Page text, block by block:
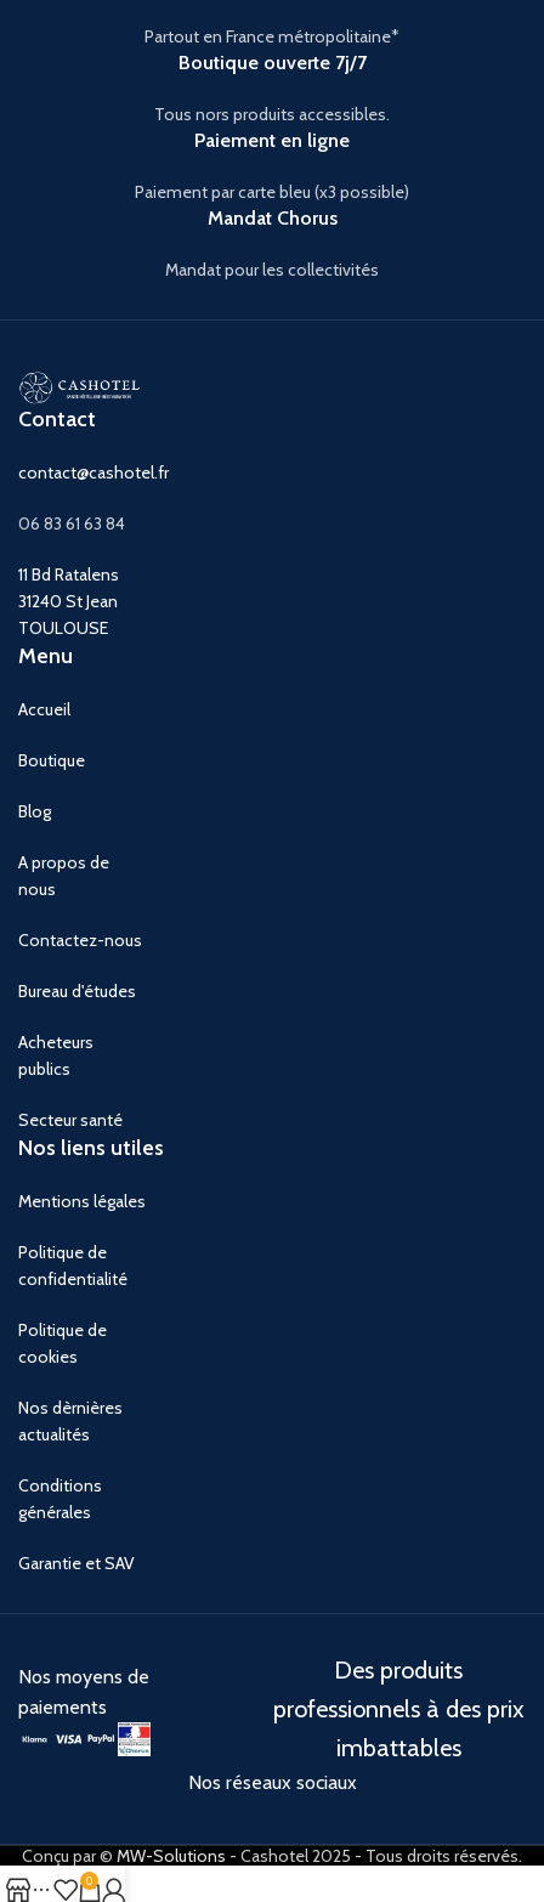
Partout en France métropolitaine*
Boutique ouverte 7j/7
Tous nors produits accessibles.
Paiement en ligne
Paiement par carte bleu (x3 possible)
Mandat Chorus
Mandat pour les collectivités
Contact
contact@cashotel.fr
06 83 61 63 84
11 Bd Ratalens
31240 St Jean
TOULOUSE
Menu
Accueil
Boutique
Blog
A propos de
nous
Contactez-nous
Bureau d'études
Acheteurs
publics
Secteur santé
Nos liens utiles
Mentions légales
Politique de
confidentialité
Politique de
cookies
Nos dèrnières
actualités
Conditions
générales
Garantie et SAV
Nos moyens de
paiements
Des produits
professionnels à des prix
imbattables
Nos réseaux sociaux
Conçu par © MW-Solutions - Cashotel 2025 - Tous droits réservés.
0